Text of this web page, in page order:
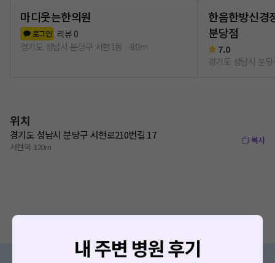
마디웃는한의원
로그인 리뷰 0
경기도 성남시 분당구 서현1동
80m
한음한방신경
분당점
7.0
경기도 성남시 분
위치
경기도 성남시 분당구 서현로210번길 17
서현역 120m
복사